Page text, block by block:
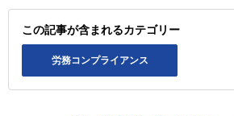
この記事が含まれるカテゴリー
労務コンプライアンス